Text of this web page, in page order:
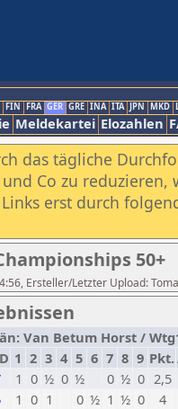
FIN FRA GER GRE INA ITA JPN MKD
Meldekartei Elozahlen
das tägliche
Co zu
erst durch
50+
Ersteller/Letzter Upload:
Van Betum Horst /
1 2 3 4 5 6 7 8 9 Pkt.
1 0 ½ 0 ½ 0 ½ 0 2,5
1 0 1 0 ½ 1 ½ 0 4